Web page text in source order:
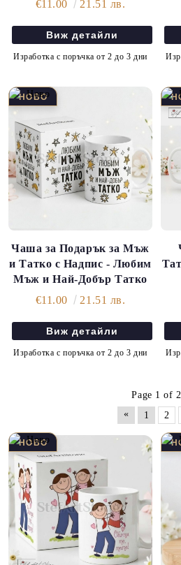
€11.00 21.51 лв.
Виж детайли
Изработка с поръчка от 2 до 3 дни
Чаша за Подарък за Мъж
и Татко с Надпис - Любим
Мъж и Най-Добър Татко
€11.00
21.51 лв.
Виж детайли
Изработка с поръчка от 2 до 3 дни
Page 1 of 2
«
1 2